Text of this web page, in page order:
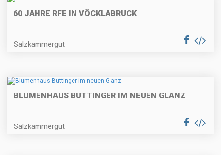
60 JAHRE RFE IN VÖCKLABRUCK
Salzkammergut
BLUMENHAUS BUTTINGER IM NEUEN GLANZ
Salzkammergut